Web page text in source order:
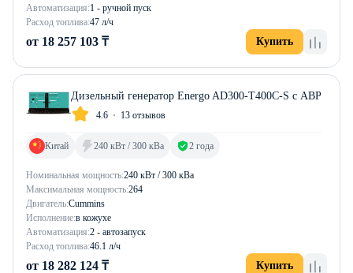
Автоматизация:1 - ручной пуск
Расход топлива:47 л/ч
от 18 257 103 ₸ Купить
Дизельный генератор Energo AD300-T400C-S с АВР
4.6 13 отзывов
Номинальная мощность:240 кВт / 300 кВа
Максимальная мощность:264
Двигатель:Cummins
Исполнение:в кожухе
Автоматизация:2 - автозапуск
Расход топлива:46.1 л/ч
Китай 240 кВт / 300 кВа 2 года
от 18 282 124 ₸ Купить